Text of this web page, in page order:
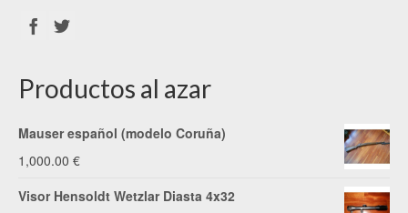
Productos al azar
Mauser español (modelo Coruña)
1,000.00 €
Visor Hensoldt Wetzlar Diasta 4x32